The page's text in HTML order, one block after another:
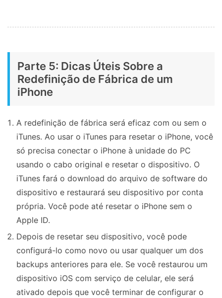
Parte 5: Dicas Úteis Sobre a
Redefinição de Fábrica de um
iPhone
A redefinição de fábrica será eficaz com ou sem o
iTunes. Ao usar o iTunes para resetar o iPhone, você
só precisa conectar o iPhone à unidade do PC
usando o cabo original e resetar o dispositivo. O
iTunes fará o download do arquivo de software do
dispositivo e restaurará seu dispositivo por conta
própria. Você pode até resetar o iPhone sem o
Apple ID.
Depois de resetar seu dispositivo, você pode
configurá-lo como novo ou usar qualquer um dos
backups anteriores para ele. Se você restaurou um
dispositivo iOS com serviço de celular, ele será
ativado depois que você terminar de configurar o